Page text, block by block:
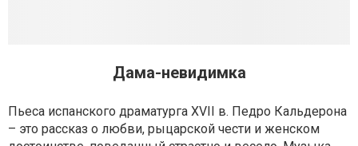
Дама-невидимка
Пьеса испанского драматурга XVII в. Педро Кальдерона
– это рассказ о любви, рыцарской чести и женском